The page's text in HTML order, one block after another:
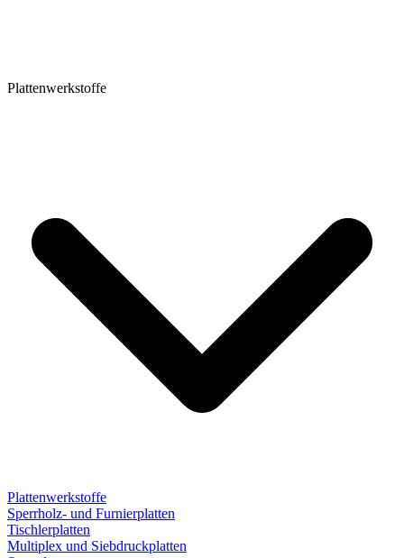
Plattenwerkstoffe
Plattenwerkstoffe
Sperrholz- und Furnierplatten
Tischlerplatten
Multiplex und Siebdruckplatten